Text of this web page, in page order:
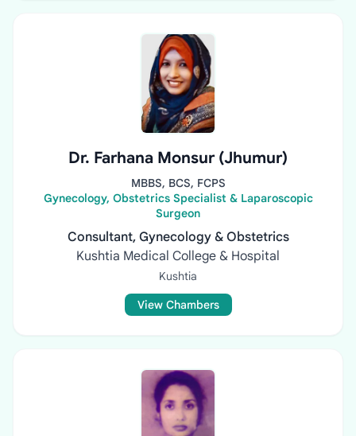
Dr. Farhana Monsur (Jhumur)
MBBS, BCS, FCPS
Gynecology, Obstetrics Specialist & Laparoscopic
Surgeon
Consultant, Gynecology & Obstetrics
Kushtia Medical College & Hospital
Kushtia
View Chambers